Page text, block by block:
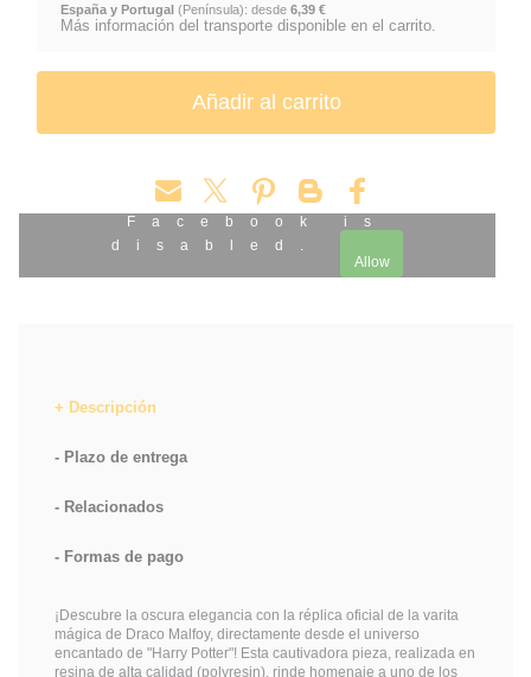
España y Portugal (Península): desde 6,39 €
Más información del transporte disponible en el carrito.
Facebook is
disabled.
Allow
Descripción
Plazo de entrega
Relacionados
Formas de pago
¡Descubre la oscura elegancia con la réplica oficial de la varita
mágica de Draco Malfoy, directamente desde el universo
encantado de "Harry Potter"! Esta cautivadora pieza, realizada en
resina de alta calidad (polyresin), rinde homenaje a uno de los